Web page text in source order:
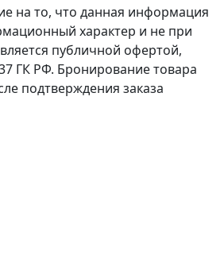
на то, что данная информация
характер и не при
публичной офертой,
ГК РФ. Бронирование товара
подтверждения заказа